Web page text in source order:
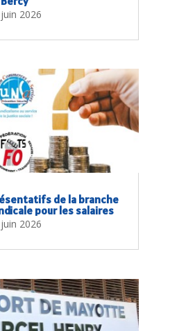
2026
de la branche
pour les salaires
2026